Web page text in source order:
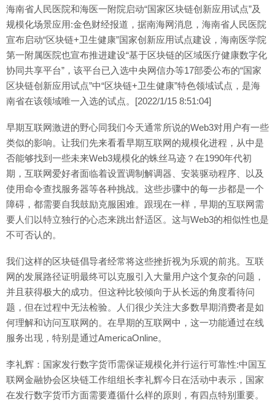
海南省人民医院和海医一附院启动“国家区块链创新应用试点”及
规模化场景应用:金色财经报道，据南海网消息，海南省人民医院
宣布启动“区块链+卫生健康”国家创新应用试点建设，海南医学院
第一附属医院也宣布推进建设“基于区块链的区域医疗健康数字化
协同共享平台”，该平台已入选中央网信办等17部委公布的“国家
区块链创新应用试点”中“区块链+卫生健康”特色领域试点，是海
南省在该领域唯一入选的试点。[2022/1/15 8:51:04]
早期互联网激进的野心同我们今天通常所说的Web3对用户有一些
类似的影响。让我们先来看看早期互联网的规模化进程，从中是
否能够找到一些未来Web3规模化的蛛丝马迹？在1990年代初
期，互联网爱好者面临着设置调制解调器、安装驱动程序、以及
使用命令查找服务器等各种挑战。这些步骤中的每一步都是一个
障碍，都需要自我鼓励克服困难。跟现在一样，早期的互联网需
要人们以特立独行的心态来跳出舒适区。这与Web3的相似性也是
不可否认的。
我们这样的区块链倡导者经常将这些挫折视为乐观的前兆。互联
网的发展路径证明最终可以克服引入大量用户这个复杂的问题，
并且获得极大的成功。但这种比较倾向于从长远的角度看待问
题，但在过程中无法检验。人们很少关注大多数早期消费者是如
何理解和访问互联网的。在早期的互联网中，这一功能通过在线
服务出现，特别是通过AmericaOnline。
李礼辉：国家发行数字货币需保证规模化并行运行可靠性:中国互
联网金融协会区块链工作组组长李礼辉今日在活动中表示，国家
在发行数字货币方面需要遵循什么样的原则，有四点特别重要。